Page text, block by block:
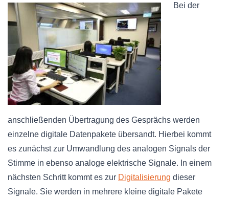
Bei der
anschließenden Übertragung des Gesprächs werden
einzelne digitale Datenpakete übersandt. Hierbei kommt
es zunächst zur Umwandlung des analogen Signals der
Stimme in ebenso analoge elektrische Signale. In einem
nächsten Schritt kommt es zur Digitalisierung dieser
Signale. Sie werden in mehrere kleine digitale Pakete